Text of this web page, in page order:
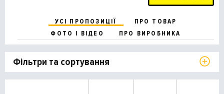
УСІ ПРОПОЗИЦІЇ
ПРО ТОВАР
ФОТО І ВІДЕО
ПРО ВИРОБНИКА
Фільтри та сортування